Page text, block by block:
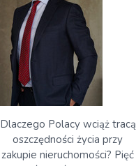
Dlaczego Polacy wciąż tracą
oszczędności życia przy
zakupie nieruchomości? Pięć